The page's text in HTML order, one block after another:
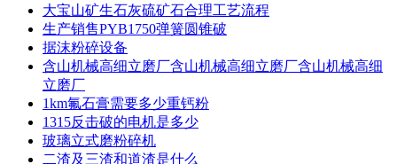
大宝山矿生石灰硫矿石合理工艺流程
生产销售PYB1750弹簧圆锥破
据沫粉碎设备
含山机械高细立磨厂含山机械高细立磨厂含山机械高细
立磨厂
1km氟石膏需要多少重钙粉
1315反击破的电机是多少
玻璃立式磨粉碎机
二渣及三渣和道渣是什么